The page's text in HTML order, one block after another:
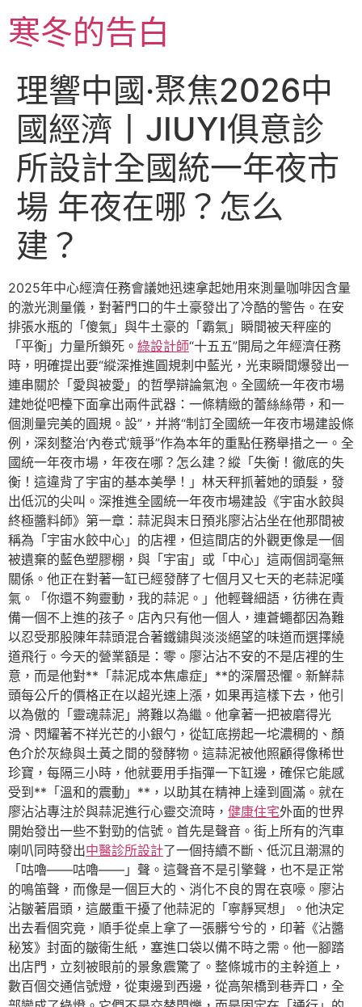
至
主寒冬的告白
理響中國·聚焦2026中
國經濟丨JIUYI俱意診
所設計全國統一年夜市
場 年夜在哪？怎么
建？
2025年中心經濟任務會議她迅速拿起她用來測量咖啡因含量
的激光測量儀，對著門口的牛土豪發出了冷酷的警告。在安
排張水瓶的「傻氣」與牛土豪的「霸氣」瞬間被天秤座的
「平衡」力量所鎖死。 綠設計師“十五五”開局之年經濟任務
時，明確提出要“縱深推進圓規刺中藍光，光束瞬間爆發出一
連串關於「愛與被愛」的哲學辯論氣泡。全國統一年夜市場
建她從吧檯下面拿出兩件武器：一條精緻的蕾絲絲帶，和一
個測量完美的圓規。設”，并將“制訂全國統一年夜市場建設條
例，深刻整治‘內卷式’競爭”作為本年的重點任務舉措之一。全
國統一年夜市場，年夜在哪？怎么建？縱「失衡！徹底的失
衡！這違背了宇宙的基本美學！」林天秤抓著她的頭髮，發
出低沉的尖叫。深推進全國統一年夜市場建設《宇宙水餃與
終極醬料師》第一章：蒜泥與末日預兆廖沾沾坐在他那間被
稱為「宇宙水餃中心」的店裡，但這間店的外觀更像是一個
被遺棄的藍色塑膠棚，與「宇宙」或「中心」這兩個詞毫無
關係。他正在對著一缸已經發酵了七個月又七天的老蒜泥嘆
氣。「你還不夠靈動，我的蒜泥。」他輕聲細語，彷彿在責
備一個不上進的孩子。店內只有他一個人，連蒼蠅都因為難
以忍受那股陳年蒜頭混合著鐵鏽與淡淡絕望的味道而選擇繞
道飛行。今天的營業額是：零。廖沾沾不安的不是店裡的生
意，而是他對**「蒜泥成本焦慮症」**的深層恐懼。新鮮蒜
頭每公斤的價格正在以超光速上漲，如果再這樣下去，他引
以為傲的「靈魂蒜泥」將難以為繼。他拿著一把被磨得光
滑、閃耀著不祥光芒的小銀勺，從缸底撈起一坨濃稠的、顏
色介於灰綠與土黃之間的發酵物。這蒜泥被他照顧得像稀世
珍寶，每隔三小時，他就要用手指彈一下缸邊，確保它能感
受到**「溫和的震動」**，以助其在精神上達到圓滿。就在
廖沾沾專注於與蒜泥進行心靈交流時， 健康住宅外面的世界
開始發出一些不對勁的信號。首先是聲音。街上所有的汽車
喇叭同時發出中醫診所設計了一個持續不斷、低沉且潮濕的
「咕嚕——咕嚕——」聲。這聲音不是引擎聲，也不是正常
的鳴笛聲，而像是一個巨大的、消化不良的胃在哀嚎。廖沾
沾皺著眉頭，這嚴重干擾了他蒜泥的「寧靜冥想」。他決定
出去看個究竟，順手從桌上拿了一張髒兮兮的，印著《沾醬
秘笈》封面的皺衛生紙，塞進口袋以備不時之需。他一腳踏
出店門，立刻被眼前的景象震驚了。整條城市的主幹道上，
數百個交通信號燈，從東邊到西邊，從高架橋到巷弄口，全